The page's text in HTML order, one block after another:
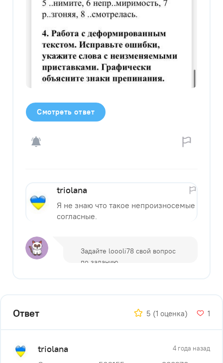
Смотреть ответ
triolana
Я не знаю что такое непроизносемые
согласные.
Ответ 5 (1 оценка) 1
triolana 4 года назад